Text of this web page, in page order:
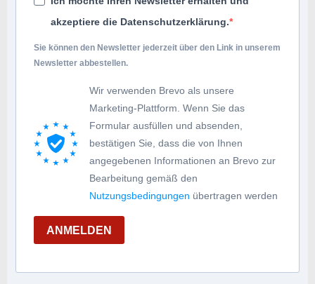
akzeptiere die Datenschutzerklärung.
Sie können den Newsletter jederzeit über den Link in unserem
Newsletter abbestellen.
Wir verwenden Brevo als unsere
Marketing-Plattform. Wenn Sie das
Formular ausfüllen und absenden,
bestätigen Sie, dass die von Ihnen
angegebenen Informationen an Brevo zur
Bearbeitung gemäß den
Nutzungsbedingungen übertragen werden
ANMELDEN